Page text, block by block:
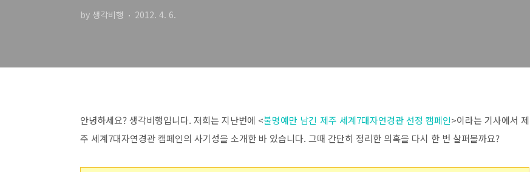
by 생각비행 2012. 4. 6.
안녕하세요? 생각비행입니다. 저희는 지난번에 <불명예만 남긴 제주 세계7대자연경관 선정 캠페인>이라는 기사에서 제
주 세계7대자연경관 캠페인의 사기성을 소개한 바 있습니다. 그때 간단히 정리한 의혹을 다시 한 번 살펴볼까요?